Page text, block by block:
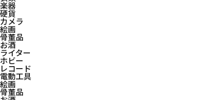
楽器
硬貨
カメラ
絵画
骨董品
お酒
ライター
ホビー
レコード
電動工具
絵画
骨董品